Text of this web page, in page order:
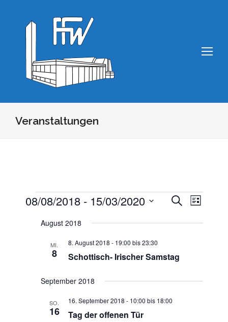
Veranstaltungen
Veranstaltungen
und
Suche
Liste
08/08/2018 - 15/03/2020
wählen.August 2018
MI.
8 Schottisch- Irischer Samstag
8. August 2018 - 19:00 bis23:30
September 2018
SO.
16 Tag der offenen Tür
16. September 2018 - 10:00 bis 18:00